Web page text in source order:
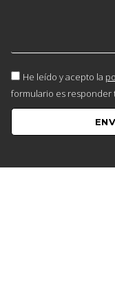
He leído y acepto la
formulario es responder